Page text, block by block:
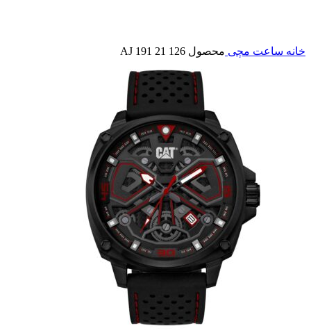
خانه ساعت مچی محصول AJ 191 21 126